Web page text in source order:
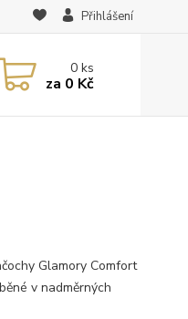
Přihlášení
0ks
za 0 Kč
Glamory Comfort
v nadměrných